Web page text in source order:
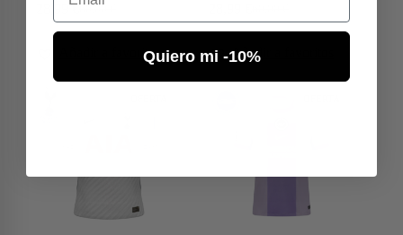
60,00
28,99€
Añadir a favoritos Añadir a favoritos
Quiero mi -10%